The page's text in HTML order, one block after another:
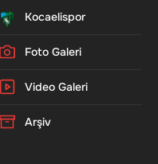
Kocaelispor
Foto Galeri
Video Galeri
Arşiv